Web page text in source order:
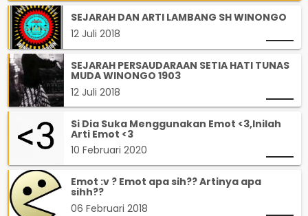
SEJARAH DAN ARTI LAMBANG SH WINONGO
12 Juli 2018
SEJARAH PERSAUDARAAN SETIA HATI TUNAS
MUDA WINONGO 1903
12 Juli 2018
Si Dia Suka Menggunakan Emot <3,Inilah
Arti Emot <3
10 Februari 2020
Emot :v ? Emot apa sih?? Artinya apa
sihh??
06 Februari 2018